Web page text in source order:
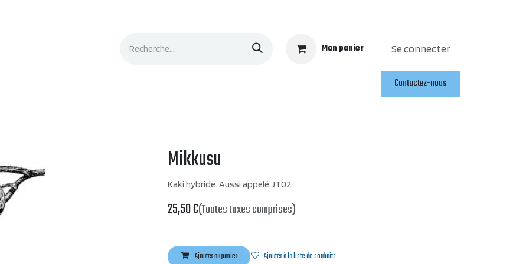
Mon panier Se connecter
Contactez-nous
Mikkusu
Kaki hybride. Aussi appelé JT02
25,50€(Toutes taxes comprises)
Ajouter au panier Ajouter à la liste de souhaits